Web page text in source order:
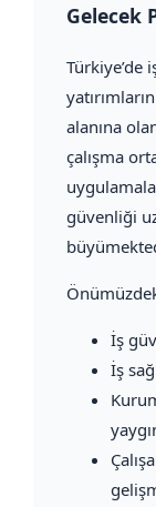
Gelecek
Türkiye’de
alanına
çalışma
güvenliği
İş
İş